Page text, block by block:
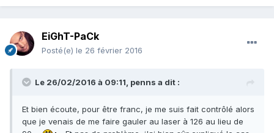
EiGhT-PaCk
Posté(e) le 26 février 2016
Le 26/02/2016 à 09:11, penns a dit :
Et bien écoute, pour être franc, je me suis fait contrôlé alors
que je venais de me faire gauler au laser à 126 au lieu de